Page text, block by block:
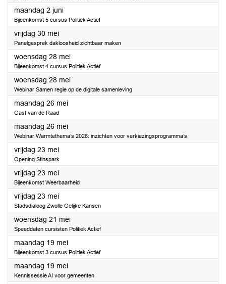
maandag 2 juni2025
Bijeenkomst 5 cursus Politiek Actief
vrijdag 30 mei2025
Panelgesprek dakloosheid zichtbaar maken
woensdag 28 mei2025
Bijeenkomst 4 cursus Politiek Actief
woensdag 28 mei2025
Webinar Samen regie op de digitale samenleving
maandag 26 mei2025
Gast van de Raad
maandag 26 mei2025
Webinar Warmtethema’s 2026: inzichten voor verkiezingsprogramma’s
vrijdag 23 mei2025
Opening Stinspark
vrijdag 23 mei2025
Bijeenkomst Weerbaarheid
vrijdag 23 mei2025
Stadsdialoog Zwolle Gelijke Kansen
woensdag 21 mei2025
Speeddaten cursisten Politiek Actief
maandag 19 mei2025
Bijeenkomst 3 cursus Politiek Actief
maandag 19 mei2025
Kennissessie AI voor gemeenten